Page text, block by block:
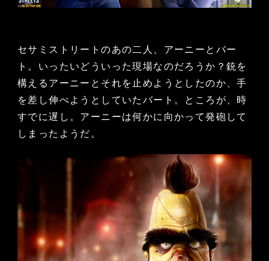
セサミストリートのあの二人、アーニーとバー
ト。いったいどういった現場なのだろうか？銃を
構えるアーニーとそれを止めようとしたのか、手
を差し伸べようとしていたバート。ところが、時
すでに遅し。アーニーは何かに向かって発砲して
しまったようだ。